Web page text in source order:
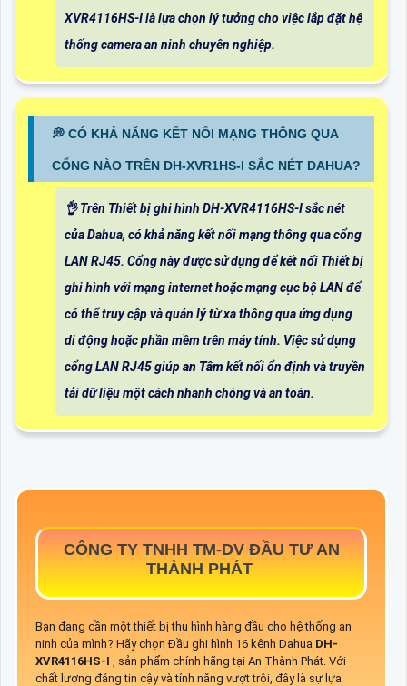
XVR4116HS-I là lựa chọn lý tưởng cho việc lắp đặt hệ
thống camera an ninh chuyên nghiệp.
️💭 CÓ KHẢ NĂNG KẾT NỐI MẠNG THÔNG QUA
CỔNG NÀO TRÊN DH-XVR1HS-I SẮC NÉT DAHUA?
👌 Trên Thiết bị ghi hình DH-XVR4116HS-I sắc nét
của Dahua, có khả năng kết nối mạng thông qua cổng
LAN RJ45. Cổng này được sử dụng để kết nối Thiết bị
ghi hình với mạng internet hoặc mạng cục bộ LAN để
có thể truy cập và quản lý từ xa thông qua ứng dụng
di động hoặc phần mềm trên máy tính. Việc sử dụng
cổng LAN RJ45 giúpan Tâm kết nối ổn định và truyền
tải dữ liệu một cách nhanh chóng và an toàn.
CÔNG TY TNHH TM-DV ĐẦU TƯ AN
THÀNH PHÁT
Bạn đang cần một thiết bị thu hình hàng đầu cho hệ thống an
ninh của mình? Hãy chọn Đầu ghi hình 16 kênh Dahua DH-
XVR4116HS-I
, sản phẩm chính hãng tại An Thành Phát. Với
chất lượng đáng tin cậy và tính năng vượt trội, đây là sự lựa